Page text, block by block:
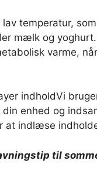
temperatur,
mælk og
varme,
indholdVi
enhed og
at indlæse
til